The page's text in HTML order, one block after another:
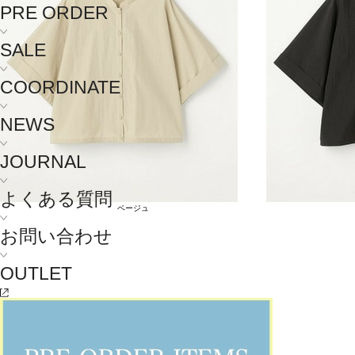
PRE ORDER
SALE
COORDINATE
NEWS
JOURNAL
よくある質問
お問い合わせ
OUTLET
ベージュ